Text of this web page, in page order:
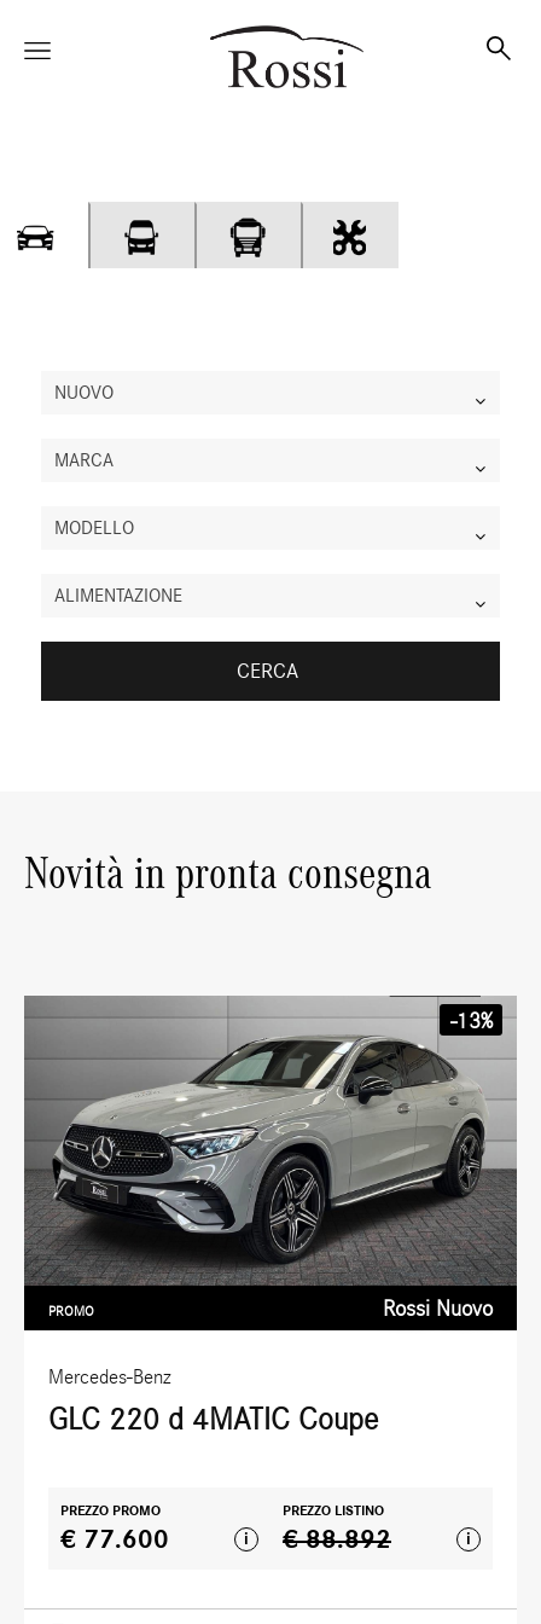
Veicoli
Officina
Accessori e Collection
NUOVO
MARCA
MODELLO
ALIMENTAZIONE
CERCA
Novità in pronta consegna
Mercedes-Benz
GLC 220 d 4MATIC Coupe
PROMO Rossi Nuovo
-13%
PREZZO PROMO
€ 77.600 i
PREZZO LISTINO
€ 88.892 i